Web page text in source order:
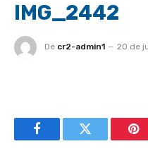
IMG_2442
De cr2-admin1 20 de
FacebookTwitter